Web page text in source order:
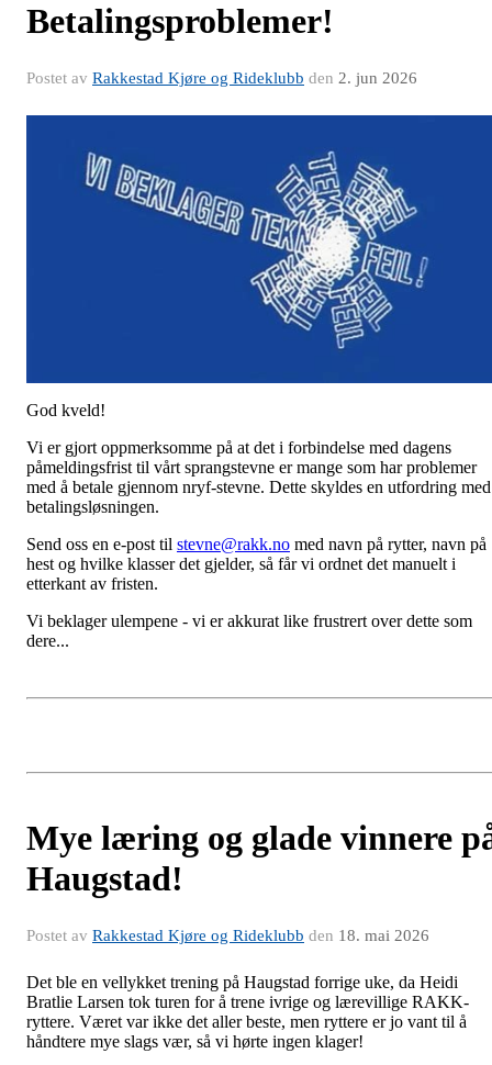
Betalingsproblemer!
Postet av Rakkestad Kjøre og Rideklubb den 2. jun 2026
God kveld!
Vi er gjort oppmerksomme på at det i forbindelse med dagens
påmeldingsfrist til vårt sprangstevne er mange som har problemer
med å betale gjennom nryf-stevne. Dette skyldes en utfordring med
betalingsløsningen.
Send oss en e-post til stevne@rakk.no med navn på rytter, navn på
hest og hvilke klasser det gjelder, så får vi ordnet det manuelt i
etterkant av fristen.
Vi beklager ulempene - vi er akkurat like frustrert over dette som
dere...
Mye læring og glade vinnere
Haugstad!
Postet av Rakkestad Kjøre og Rideklubb den 18. mai 2026
Det ble en vellykket trening på Haugstad forrige uke, da Heidi
Bratlie Larsen tok turen for å trene ivrige og lærevillige RAKK-
ryttere. Været var ikke det aller beste, men ryttere er jo vant til å
håndtere mye slags vær, så vi hørte ingen klager!